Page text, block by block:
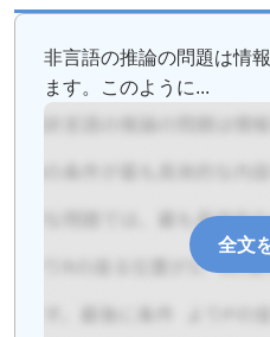
非言語の推論の問題は情
ます。このように...
全文